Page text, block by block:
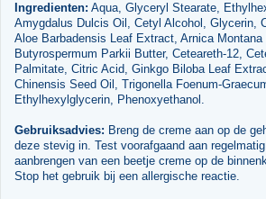
Ingredienten: Aqua, Glyceryl Stearate,
Amygdalus Dulcis Oil, Cetyl Alcohol, Glycerin,
Aloe Barbadensis Leaf Extract, Arnica
Butyrospermum Parkii Butter, Ceteareth-12,
Palmitate, Citric Acid, Ginkgo Biloba Leaf
Chinensis Seed Oil, Trigonella Foenum-
Ethylhexylglycerin, Phenoxyethanol.
Gebruiksadvies: Breng de creme aan op de
deze stevig in. Test voorafgaand aan
aanbrengen van een beetje creme op de
Stop het gebruik bij een allergische reactie.